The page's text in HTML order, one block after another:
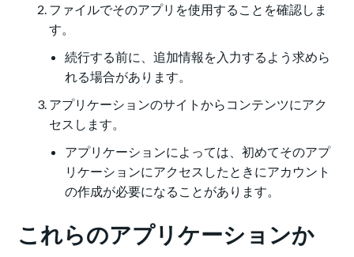
ファイルでそのアプリを使用することを確認しま
す。
続行する前に、追加情報を入力するよう求めら
れる場合があります。
アプリケーションのサイトからコンテンツにアク
セスします。
アプリケーションによっては、初めてそのアプ
リケーションにアクセスしたときにアカウント
の作成が必要になることがあります。
これらのアプリケーションか